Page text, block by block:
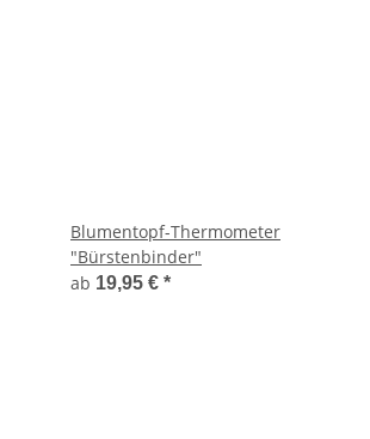
Blumentopf-Thermometer
"Bürstenbinder"
ab 19,95 € *